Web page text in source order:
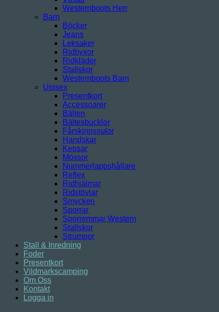
Westernboots Herr
Barn
Böcker
Jeans
Leksaker
Ridbyxor
Ridkläder
Stallskor
Westernboots Barn
Unisex
Presentkort
Accessoarer
Bälten
Bältesbucklor
Fårskinnssulor
Handskar
Kepsar
Mössor
Nummerlappshållare
Reflex
Ridhjälmar
Ridstövlar
Smycken
Sporrar
Sporremmar Western
Stallskor
Strumpor
Stall & Inredning
Foder
Presentkort
Vildmarkscamping
Om Oss
Kontakt
Logga in